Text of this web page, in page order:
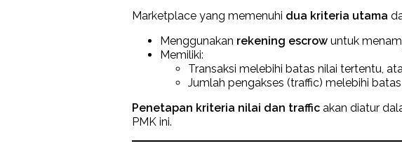
Marketplace yang memenuhi dua kriteria utama
Menggunakan rekening escrow untuk
Memiliki:
Transaksi melebihi batas nilai tertentu,
Jumlah pengakses (traffic) melebihi
Penetapan kriteria nilai dan traffic akan diatur
PMK ini.